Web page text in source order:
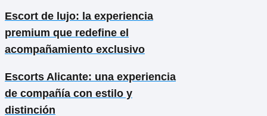
Escort de lujo: la experiencia
premium que redefine el
acompañamiento exclusivo
Escorts Alicante: una experiencia
de compañía con estilo y
distinción